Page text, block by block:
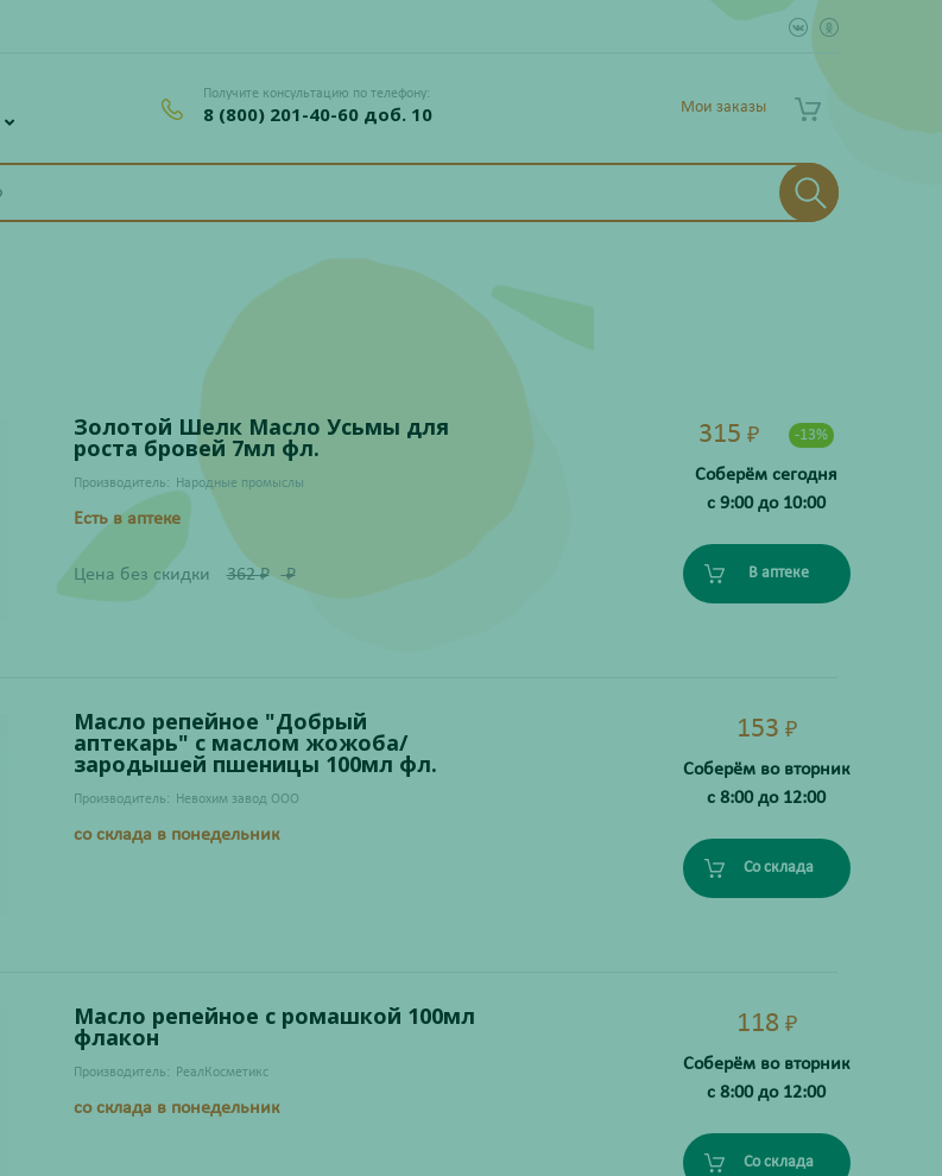
Получите консультацию по телефону:
8 (800) 201-40-60 доб. 10 Мои заказы
Золотой Шелк Масло Усьмы для
роста бровей 7мл фл.
Производитель: Народные промыслы
Есть в аптеке
Цена без скидки 362₽ ₽
315₽ -13%
Соберём сегодня
с 9:00 до 10:00
В аптеке
Масло репейное "Добрый
аптекарь" с маслом жожоба/
зародышей пшеницы 100мл фл.
Производитель: Невохим завод ООО
со склада в понедельник
153 ₽
Соберём во вторник
с 8:00 до 12:00
Со склада
Масло репейное с ромашкой 100мл
флакон
Производитель: РеалКосметикс
со склада в понедельник
118 ₽
Соберём во вторник
с 8:00 до 12:00
Со склада